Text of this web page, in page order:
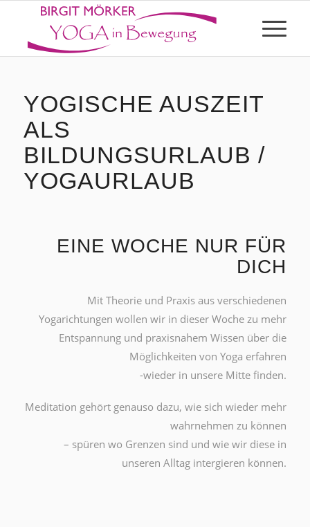
YOGISCHE AUSZEIT
ALS
BILDUNGSURLAUB /
YOGAURLAUB
EINE WOCHE NUR FÜR
DICH
Mit Theorie und Praxis aus verschiedenen
Yogarichtungen wollen wir in dieser Woche zu mehr
Entspannung und praxisnahem Wissen über die
Möglichkeiten von Yoga erfahren
-wieder in unsere Mitte finden.
Meditation gehört genauso dazu, wie sich wieder mehr
wahrnehmen zu können
– spüren wo Grenzen sind und wie wir diese in
unseren Alltag intergieren können.